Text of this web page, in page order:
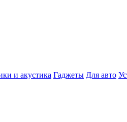
и акустика Гаджеты Для авто